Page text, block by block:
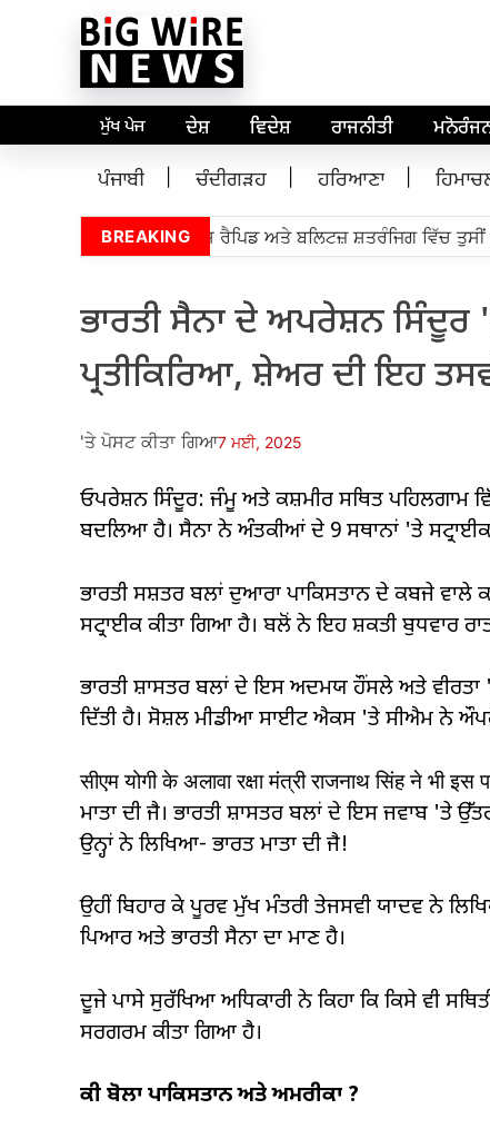
ਮੁੱਖ ਪੇਜ ਦੇਸ਼ ਵਿਦੇਸ਼ ਰਾਜਨੀਤੀ
ਪੰਜਾਬੀ ਚੰਦੀਗੜਹ ਹਰਿਆਣਾ
BREAKING
ਪ੍ਰਅੰਧਾ ਸੈਂਟਰ ਲੁਈਸ ਰੈਪਿਡ ਅਤੇ ਬਲਿਟਜ਼ ਸ਼ਤਰੰਜਿਗ ਵਿੱਚ ਤੁਸੀਂ
ਭਾਰਤੀ ਸੈਨਾ ਦੇ ਅਪਰੇਸ਼ਨ ਸਿੰਦੂਰ
ਪ੍ਰਤੀਕਿਰਿਆ, ਸ਼ੇਅਰ ਦੀ ਇਹ
'ਤੇ ਪੋਸਟ ਕੀਤਾ ਗਿਆ7 ਮਈ, 2025
ਓਪਰੇਸ਼ਨ ਸਿੰਦੂਰ: ਜੰਮੂ ਅਤੇ ਕਸ਼ਮੀਰ ਸਥਿਤ ਪਹਿਲਗਾਮ
ਬਦਲਿਆ ਹੈ। ਸੈਨਾ ਨੇ ਅੰਤਕੀਆਂ ਦੇ 9 ਸਥਾਨਾਂ 'ਤੇ ਸਟ੍ਰਾਈਕ
ਭਾਰਤੀ ਸਸ਼ਤਰ ਬਲਾਂ ਦੁਆਰਾ ਪਾਕਿਸਤਾਨ ਦੇ ਕਬਜੇ
ਭਾਰਤੀ ਸ਼ਾਸਤਰ ਬਲਾਂ ਦੇ ਇਸ ਅਦਮਯ ਹੌਂਸਲੇ ਅਤੇ ਵੀਰਤਾ
ਦਿੱਤੀ ਹੈ। ਸੋਸ਼ਲ ਮੀਡੀਆ ਸਾਈਟ ਐਕਸ 'ਤੇ ਸੀਐਮ ਨੇ
सीएम योगी के अलावा रक्षा मंत्री राजनाथ सिंह ने भी
ਮਾਤਾ ਦੀ ਜੈ। ਭਾਰਤੀ ਸ਼ਾਸਤਰ ਬਲਾਂ ਦੇ ਇਸ ਜਵਾਬ 'ਤੇ ਉੱਤਰ
ਉਨ੍ਹਾਂ ਨੇ ਲਿਖਿਆ- ਭਾਰਤ ਮਾਤਾ ਦੀ ਜੈ!
ਉਹੀਂ ਬਿਹਾਰ ਕੇ ਪੂਰਵ ਮੁੱਖ ਮੰਤਰੀ ਤੇਜਸਵੀ ਯਾਦਵ ਨੇ
ਪਿਆਰ ਅਤੇ ਭਾਰਤੀ ਸੈਨਾ ਦਾ ਮਾਣ ਹੈ।
ਦੂਜੇ ਪਾਸੇ ਸੁਰੱਖਿਆ ਅਧਿਕਾਰੀ ਨੇ ਕਿਹਾ ਕਿ ਕਿਸੇ ਵੀ
ਸਰਗਰਮ ਕੀਤਾ ਗਿਆ ਹੈ।
ਕੀ ਬੋਲਾ ਪਾਕਿਸਤਾਨ ਅਤੇ ਅਮਰੀਕਾ ?